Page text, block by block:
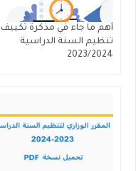
أهم ما جاء في مذكرة تكييف
تنظيم السنة الدراسية
2023/2024